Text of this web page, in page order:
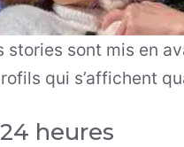
sont mis en
qui s’affichent
heures